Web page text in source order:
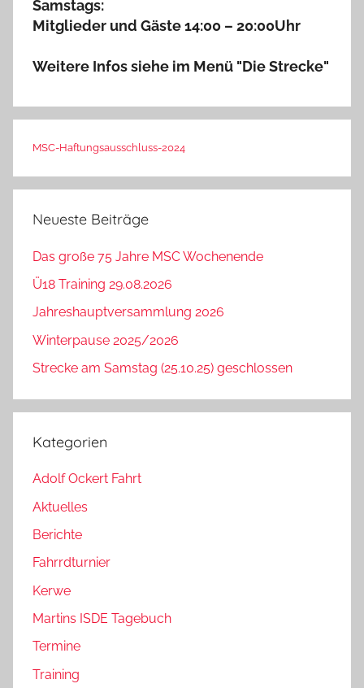
Samstags:
Mitglieder und Gäste 14:00 – 20:00Uhr
Weitere Infos siehe im Menü "Die Strecke"
MSC-Haftungsausschluss-2024
Neueste Beiträge
Das große 75 Jahre MSC Wochenende
Ü18 Training 29.08.2026
Jahreshauptversammlung 2026
Winterpause 2025/2026
Strecke am Samstag (25.10.25) geschlossen
Kategorien
Adolf Ockert Fahrt
Aktuelles
Berichte
Fahrrdturnier
Kerwe
Martins ISDE Tagebuch
Termine
Training